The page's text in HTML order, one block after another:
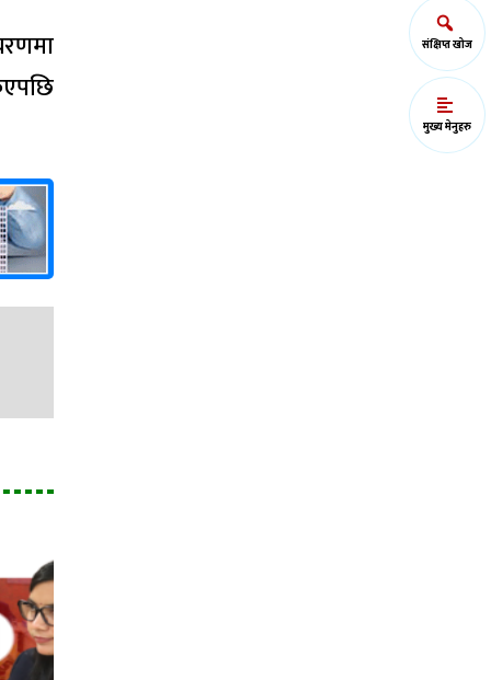
संक्षिप्त खोज
मुख्य मेनुहरु